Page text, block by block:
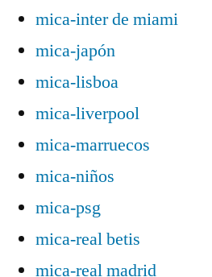
mica-inter de miami
mica-japón
mica-lisboa
mica-liverpool
mica-marruecos
mica-niños
mica-psg
mica-real betis
mica-real madrid